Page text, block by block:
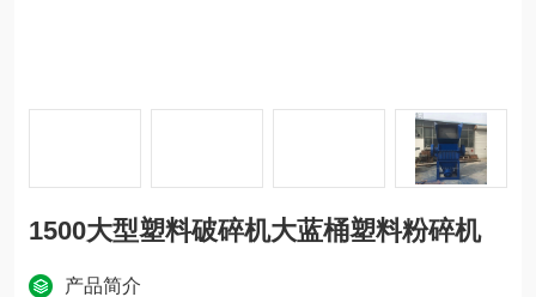
1500大型塑料破碎机大蓝桶塑料粉碎机
产品简介